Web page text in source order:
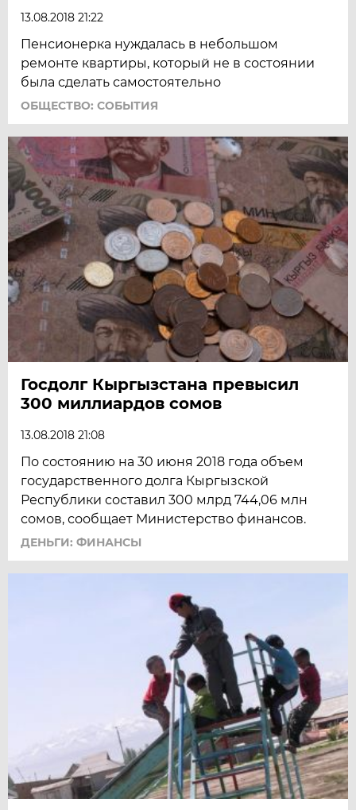
13.08.2018 21:22
Пенсионерка нуждалась в небольшом
ремонте квартиры, который не в состоянии
была сделать самостоятельно
ОБЩЕСТВО: СОБЫТИЯ
Госдолг Кыргызстана превысил
300 миллиардов сомов
13.08.2018 21:08
По состоянию на 30 июня 2018 года объем
государственного долга Кыргызской
Республики составил 300 млрд 744,06 млн
сомов, сообщает Министерство финансов.
ДЕНЬГИ: ФИНАНСЫ